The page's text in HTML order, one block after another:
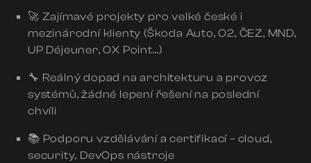
🚀 Zajímavé projekty pro velké české i
mezinárodní klienty (Škoda Auto, O2, ČEZ, MND,
UP Déjeuner, OX Point…)
🔧 Reálný dopad na architekturu a provoz
systémů, žádné lepení řešení na poslední
chvíli
📚 Podporu vzdělávání a certifikací – cloud,
security, DevOps nástroje